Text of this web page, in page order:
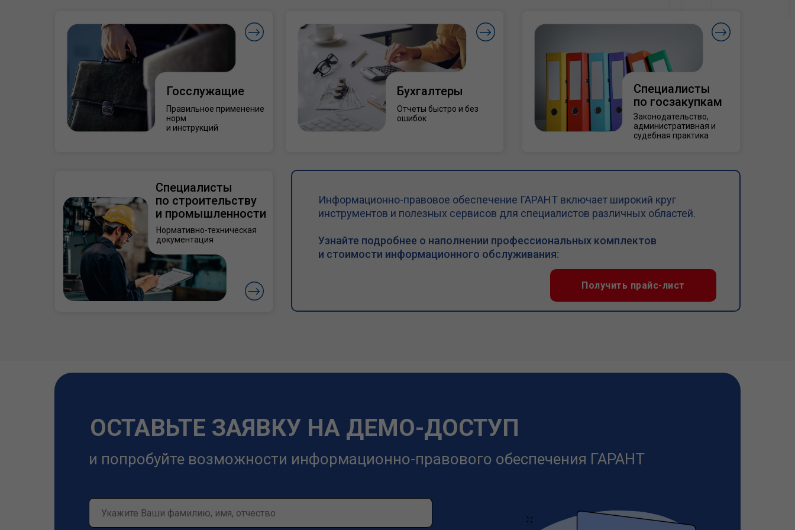
Госслужащие
Правильное применение
норм
и инструкций
Бухгалтеры
Отчеты быстро и без
ошибок
Специалисты
по госзакупкам
Законодательство,
административная и
судебная практика
Получить прайс-лист
Специалисты
по строительству
и промышленности
Нормативно-техническая
документация
Информационно-правовое обеспечение ГАРАНТ включает широкий круг
инструментов и полезных сервисов для специалистов различных областей.
Узнайте подробнее о наполнении профессиональных комплектов
и стоимости информационного обслуживания:
и попробуйте возможности информационно-правового обеспечения ГАРАНТ
ОСТАВЬТЕ ЗАЯВКУ НА ДЕМО-ДОСТУП